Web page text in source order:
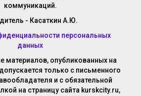
коммуникаций.
- Касаткин А.Ю.
персональных
данных
материалов, опубликованных на
только с письменного
и с обязательной
на страницу сайта kurskcity.ru,